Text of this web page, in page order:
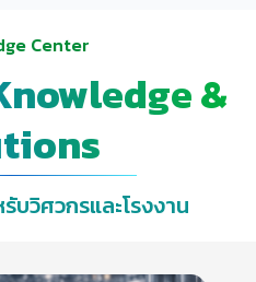
Center
&
บวิศวกรและโรงงาน